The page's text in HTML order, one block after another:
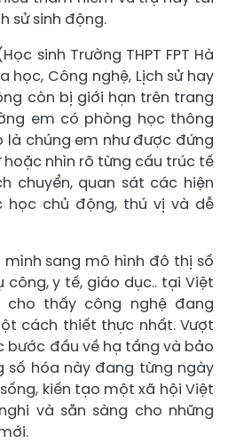
sử sinh động.
sinh Trường THPT FPT Hà
học, Công nghệ, Lịch sử hay
còn bị giới hạn trên trang
em có phòng học thông
là chúng em như được đứng
hoặc nhìn rõ từng cấu trúc tế
chuyển, quan sát các hiện
học chủ động, thú vị và dễ
mình sang mô hình đô thị số
y tế, giáo dục.. tại Việt
cho thấy công nghệ đang
cách thiết thực nhất. Vượt
bước đầu về hạ tầng và bảo
số hóa này đang từng ngày
kiến tạo một xã hội Việt
và sẵn sàng cho những